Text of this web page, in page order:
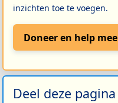
inzichten toe te voegen.
Doneer en help mee
Deel deze pagina